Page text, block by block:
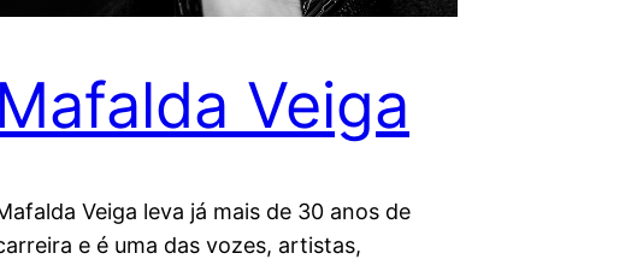
Mafalda Veiga
Veiga leva já mais de 30 anos de
e é uma das vozes, artistas,